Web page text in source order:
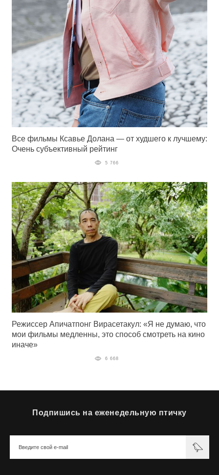
Все фильмы Ксавье Долана — от худшего к лучшему:
Очень субъективный рейтинг
5 766
Режиссер Апичатпонг Вирасетакул: «Я не думаю, что
мои фильмы медленны, это способ смотреть на кино
иначе»
6 668
Подпишись на еженедельную птичку